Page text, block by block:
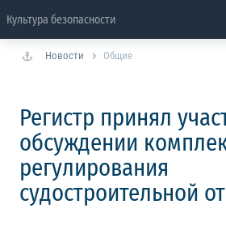
Культура безопасности
Новости Общие
Регистр принял
обсуждении
регулирования
судостроительной